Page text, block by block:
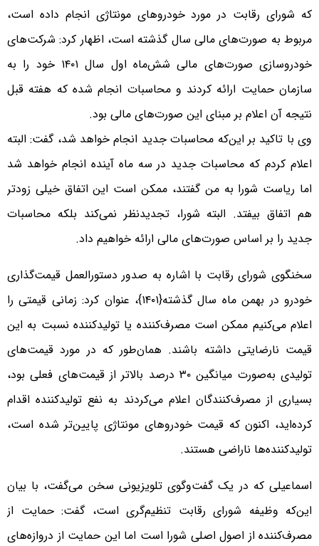
که شورای رقابت در مورد خودروهای مونتاژی انجام داده است،
مربوط به صورت‌های مالی سال گذشته است، اظهار کرد: شرکت‌های
خودروسازی صورت‌های مالی شش‌ماه اول سال ۱۴۰۱ خود را به
سازمان حمایت ارائه کردند و محاسبات انجام‌ شده که هفته قبل
نتیجه آن اعلام بر مبنای این صورت‌های مالی بود.
وی با تاکید بر این‌که محاسبات جدید انجام خواهد شد، گفت: البته
اعلام کردم که محاسبات جدید در سه ماه آینده انجام خواهد شد
اما ریاست شورا به من گفتند، ممکن است این اتفاق خیلی زودتر
هم اتفاق بیفتد. البته شورا، تجدیدنظر نمی‌کند بلکه محاسبات
جدید را بر اساس صورت‌های مالی ارائه خواهیم داد.
سخنگوی شورای رقابت با اشاره به صدور دستورالعمل قیمت‌گذاری
خودرو در بهمن ماه سال گذشته{۱۴۰۱}، عنوان کرد: زمانی قیمتی را
اعلام می‌کنیم ممکن است مصرف‌کننده یا تولیدکننده نسبت به این
قیمت نارضایتی داشته باشند. همان‌طور که در مورد قیمت‌های
تولیدی به‌صورت میانگین ۳۰ درصد بالاتر از قیمت‌های فعلی بود،
بسیاری از مصرف‌کنندگان اعلام می‌کردند به نفع تولیدکننده اقدام
کرده‌اید، اکنون که قیمت خودروهای مونتاژی پایین‌تر شده است،
تولیدکننده‌ها ناراضی هستند.
اسماعیلی که در یک گفت‌وگوی تلویزیونی سخن می‌گفت، با بیان
این‌که وظیفه شورای رقابت تنظیم‌گری است، گفت: حمایت از
مصرف‌کننده از اصول اصلی شورا است اما این حمایت از دروازه‌های